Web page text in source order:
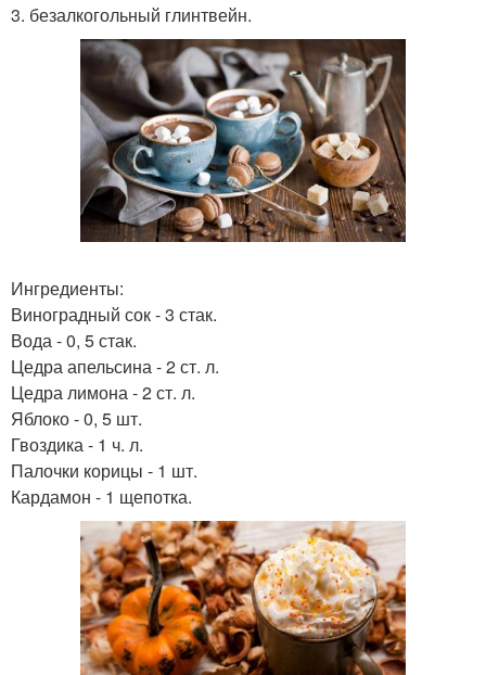
3. безалкогольный глинтвейн.
Ингредиенты:
Виноградный сок - 3 стак.
Вода - 0, 5 стак.
Цедра апельсина - 2 ст. л.
Цедра лимона - 2 ст. л.
Яблоко - 0, 5 шт.
Гвоздика - 1 ч. л.
Палочки корицы - 1 шт.
Кардамон - 1 щепотка.